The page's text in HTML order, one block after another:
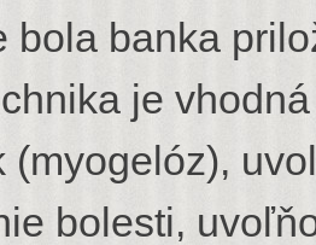
bola banka
je vhodná
(myogelóz),
bolesti,